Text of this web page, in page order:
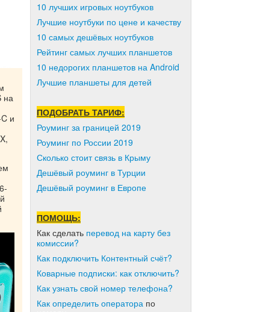
на
и
10 лучших игровых ноутбуков
Лучшие ноутбуки по цене и качеству
10 самых дешёвых ноутбуков
Рейтинг самых лучших планшетов
10 недорогих планшетов на Android
Лучшие планшеты для детей
ПОДОБРАТЬ ТАРИФ:
Роуминг за границей 2019
Роуминг по России 2019
Сколько стоит связь в Крыму
Дешёвый роуминг в Турции
Дешёвый роуминг в Европе
ПОМОЩЬ:
Как сделать перевод на карту без
комиссии?
Как подключить Контентный счёт?
Коварные подписки: как отключить?
Как узнать свой номер телефона?
Как определить оператора по